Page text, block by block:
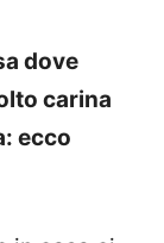
dove
carina
ecco